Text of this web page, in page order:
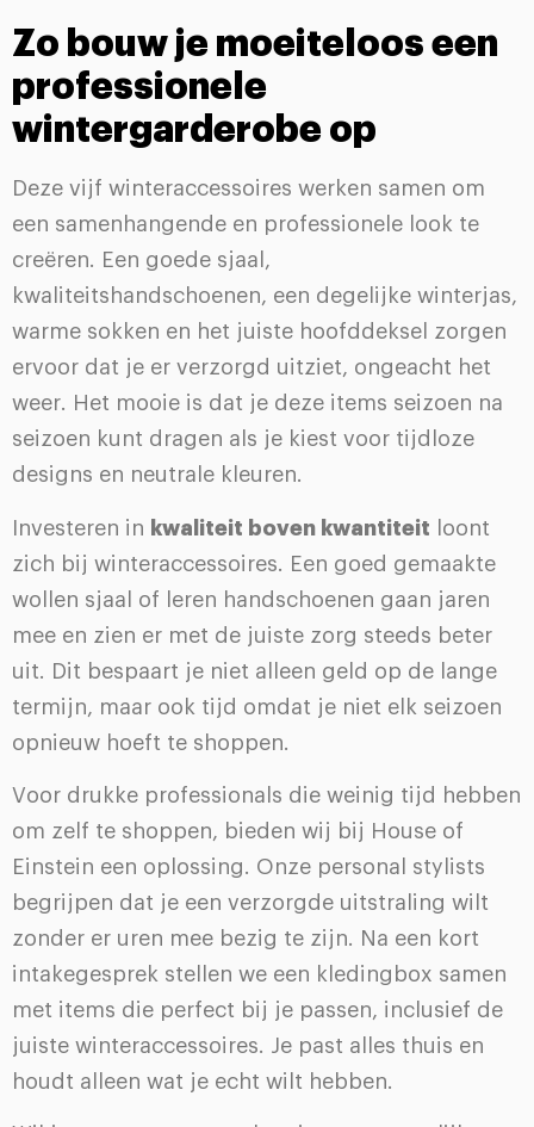
Zo bouw je moeiteloos een
professionele
wintergarderobe op
Deze vijf winteraccessoires werken samen om
een samenhangende en professionele look te
creëren. Een goede sjaal,
kwaliteitshandschoenen, een degelijke winterjas,
warme sokken en het juiste hoofddeksel zorgen
ervoor dat je er verzorgd uitziet, ongeacht het
weer. Het mooie is dat je deze items seizoen na
seizoen kunt dragen als je kiest voor tijdloze
designs en neutrale kleuren.
Investeren in kwaliteit boven kwantiteit loont
zich bij winteraccessoires. Een goed gemaakte
wollen sjaal of leren handschoenen gaan jaren
mee en zien er met de juiste zorg steeds beter
uit. Dit bespaart je niet alleen geld op de lange
termijn, maar ook tijd omdat je niet elk seizoen
opnieuw hoeft te shoppen.
Voor drukke professionals die weinig tijd hebben
om zelf te shoppen, bieden wij bij House of
Einstein een oplossing. Onze personal stylists
begrijpen dat je een verzorgde uitstraling wilt
zonder er uren mee bezig te zijn. Na een kort
intakegesprek stellen we een kledingbox samen
met items die perfect bij je passen, inclusief de
juiste winteraccessoires. Je past alles thuis en
houdt alleen wat je echt wilt hebben.